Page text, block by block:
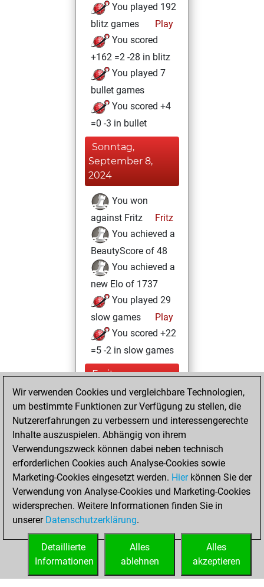
You played 192
blitz games
Play
You scored
+162 =2 -28 in blitz
You played 7
bullet games
You scored +4
=0 -3 in bullet
Sonntag,
September 8,
2024
You won
against Fritz
Fritz
You achieved a
BeautyScore of 48
You achieved a
new Elo of 1737
You played 29
slow games
Play
You scored +22
=5 -2 in slow games
Freitag,
September 6,
2024
your Studies account
Studies
Dienstag,
September 3,
2024
You created
your Fritz account
Wir verwenden Cookies und vergleichbare Technologien,
um bestimmte Funktionen zur Verfügung zu stellen, die
Nutzererfahrungen zu verbessern und interessengerechte
Inhalte auszuspielen. Abhängig von ihrem
Verwendungszweck können dabei neben technisch
erforderlichen Cookies auch Analyse-Cookies sowie
Marketing-Cookies eingesetzt werden. Hierkönnen Sie der
Verwendung von Analyse-Cookies und Marketing-Cookies
widersprechen. Weitere Informationen finden Sie in
unserer Datenschutzerklärung.
Alles
akzeptieren
Alles
ablehnen
Detaillierte
Informationen